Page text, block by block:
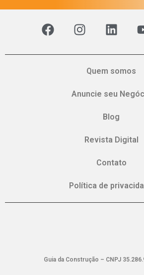
Quem somos
Anuncie seu
Blog
Revista Digital
Contato
Política de
Guia da Construção – CNPJ